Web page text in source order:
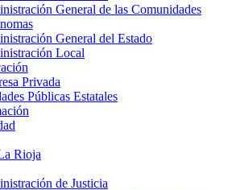
General de las Comunidades
General del Estado
Local
Privada
Públicas Estatales
Rioja
de Justicia